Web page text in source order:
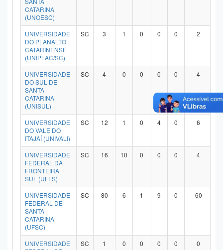
CATARINA
(UNOESC)
UNIVERSIDADE
DO PLANALTO
CATARINENSE
(UNIPLAC/SC)
SC 3 1 0 0 0 2
UNIVERSIDADE
DO SUL DE
SANTA
CATARINA
(UNISUL)
SC 4 0 0 0 0 4
UNIVERSIDADE
DO VALE DO
ITAJAÍ (UNIVALI)
SC 12 1 0 4 0 6
UNIVERSIDADE
FEDERAL DA
FRONTEIRA
SUL (UFFS)
SC 16 10 0 0 0 4
UNIVERSIDADE
FEDERAL DE
SANTA
CATARINA
(UFSC)
SC 80 6 1 9 0 60
UNIVERSIDADE
SC 1 0 0 0 0 0